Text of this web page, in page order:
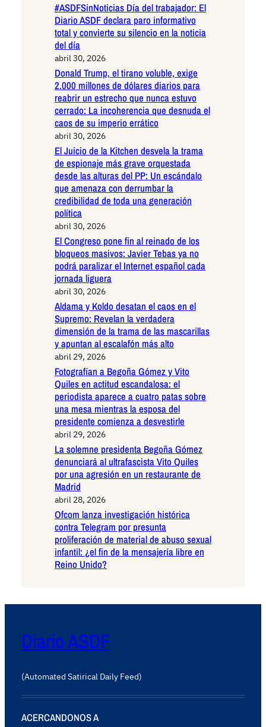
#ASDFSinNoticias Día del trabajador: El
Diario ASDF declara paro informativo
total y convierte su silencio en la noticia
del día
abril 30, 2026
Donald Trump, el tirano voluble, exige
2.000 millones de dólares diarios para
reabrir un estrecho que nunca estuvo
cerrado: La incoherencia que desnuda el
caos de su imperio errático
abril 30, 2026
El Juicio de la Kitchen desvela la trama
de espionaje más grave orquestada
desde las alturas del PP: Un escándalo
que amenaza con derrumbar la
credibilidad de toda una generación
política
abril 30, 2026
El Congreso pone fin al reinado de los
bloqueos masivos: Javier Tebas ya no
podrá paralizar el Internet español cada
jornada liguera
abril 30, 2026
Aldama y Koldo desatan el caos en el
Supremo: Revelan la verdadera
dimensión de la trama de las mascarillas
y apuntan al escalafón más alto
abril 29, 2026
Fotografían a Begoña Gómez y Vito
Quiles en actitud escandalosa: el
periodista aparece a cuatro patas sobre
una mesa mientras la esposa del
presidente comienza a desvestirle
abril 29, 2026
La solemne presidenta Begoña Gómez
denunciará al ultrafascista Vito Quiles
por una agresión en un restaurante de
Madrid
abril 28, 2026
Ofcom lanza investigación histórica
contra Telegram por presunta
proliferación de material de abuso sexual
infantil: ¿el fin de la mensajería libre en
Reino Unido?
Diario ASDF
(Automated Satirical Daily Feed)
ACERCANDONOS A